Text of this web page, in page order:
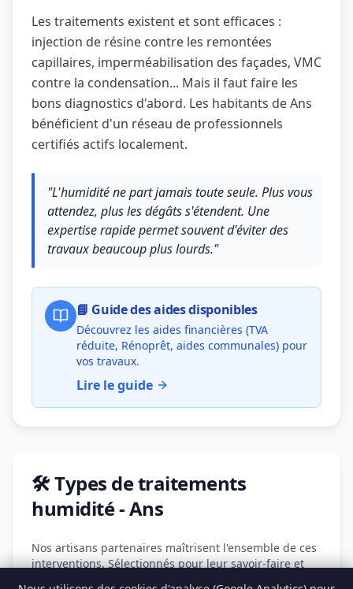
Les traitements existent et sont efficaces :
injection de résine contre les remontées
capillaires, imperméabilisation des façades, VMC
contre la condensation... Mais il faut faire les
bons diagnostics d'abord. Les habitants de Ans
bénéficient d'un réseau de professionnels
certifiés actifs localement.
"L'humidité ne part jamais toute seule. Plus vous
attendez, plus les dégâts s'étendent. Une
expertise rapide permet souvent d'éviter des
travaux beaucoup plus lourds."
📘 Guide des aides disponibles
Découvrez les aides financières (TVA
réduite, Rénoprêt, aides communales) pour
vos travaux.
Lire le guide
🛠️ Types de traitements
humidité - Ans
Nos artisans partenaires maîtrisent l'ensemble de ces
interventions. Sélectionnés pour leur savoir-faire et